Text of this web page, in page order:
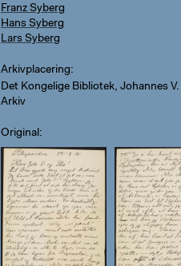
Franz Syberg
Hans Syberg
Lars Syberg
Arkivplacering
Det Kongelige Bibliotek, Johannes
Arkiv
Original